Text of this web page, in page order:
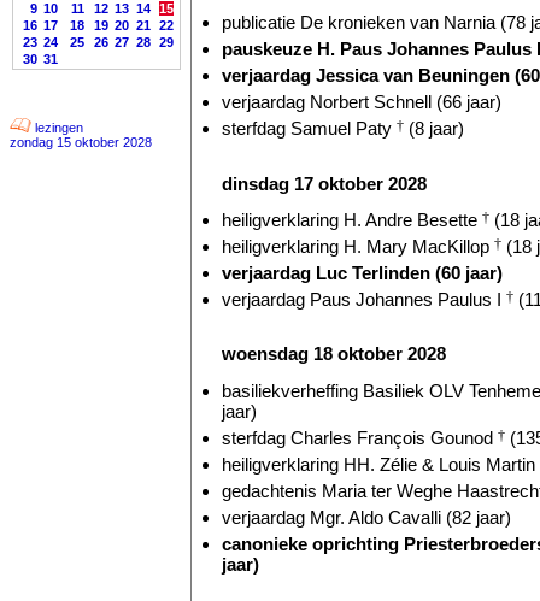
9 10 11 12 13 14 15
16 17 18 19 20 21 22
23 24 25 26 27 28 29
30 31
lezingen
zondag 15 oktober 2028
publicatie De kronieken van Narnia (78
pauskeuze H. Paus Johannes Paulus
verjaardag Jessica van Beuningen
verjaardag Norbert Schnell (66 jaar)
sterfdag Samuel Paty † (8 jaar)
dinsdag 17 oktober 2028
heiligverklaring H. Andre Besette † (18
heiligverklaring H. Mary MacKillop † (18
verjaardag Luc Terlinden (60 jaar)
verjaardag Paus Johannes Paulus I †
woensdag 18 oktober 2028
basiliekverheffing Basiliek OLV
jaar)
sterfdag Charles François Gounod †
heiligverklaring HH. Zélie & Louis Martin
gedachtenis Maria ter Weghe
verjaardag Mgr. Aldo Cavalli (82 jaar)
canonieke oprichting
jaar)